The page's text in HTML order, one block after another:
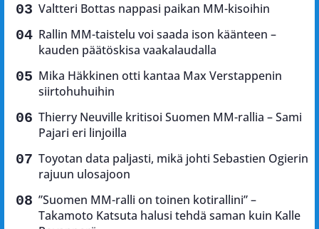
Valtteri Bottas nappasi paikan MM-kisoihin
Rallin MM-taistelu voi saada ison käänteen –
kauden päätöskisa vaakalaudalla
Mika Häkkinen otti kantaa Max Verstappenin
siirtohuhuihin
Thierry Neuville kritisoi Suomen MM-rallia – Sami
Pajari eri linjoilla
Toyotan data paljasti, mikä johti Sebastien Ogierin
rajuun ulosajoon
”Suomen MM-ralli on toinen kotirallini” –
Takamoto Katsuta halusi tehdä saman kuin Kalle